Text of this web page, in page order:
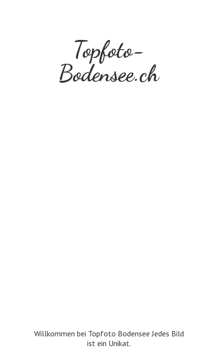
Topfoto-
Bodensee.ch
Willkommen bei Topfoto Bodensee Jedes Bild
ist ein Unikat.